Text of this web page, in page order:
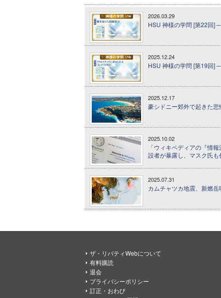
2026.03.29
HSU 神様の学問 [第22回]
2025.12.24
HSU 神様の学問 [第19回]
2025.12.17
豪シドニー郊外で起きた
2025.10.02
「ウィキペディアの『情
設者が暴露し、マスク氏
2025.07.31
カムチャツカ地震、新燃
ザ・リバティWebについて
有料購読
退会
プライバシーポリシー
訂正・おわび